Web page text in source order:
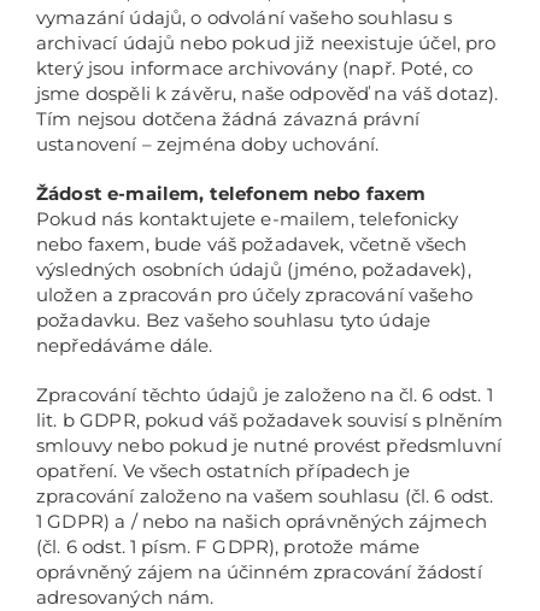
vymazání údajů, o odvolání vašeho souhlasu s
archivací údajů nebo pokud již neexistuje účel, pro
který jsou informace archivovány (např. Poté, co
jsme dospěli k závěru, naše odpověď na váš dotaz).
Tím nejsou dotčena žádná závazná právní
ustanovení – zejména doby uchování.
Žádost e-mailem, telefonem nebo faxem
Pokud nás kontaktujete e-mailem, telefonicky
nebo faxem, bude váš požadavek, včetně všech
výsledných osobních údajů (jméno, požadavek),
uložen a zpracován pro účely zpracování vašeho
požadavku. Bez vašeho souhlasu tyto údaje
nepředáváme dále.
Zpracování těchto údajů je založeno na čl. 6 odst. 1
lit. b GDPR, pokud váš požadavek souvisí s plněním
smlouvy nebo pokud je nutné provést předsmluvní
opatření. Ve všech ostatních případech je
zpracování založeno na vašem souhlasu (čl. 6 odst.
1 GDPR) a / nebo na našich oprávněných zájmech
(čl. 6 odst. 1 písm. F GDPR), protože máme
oprávněný zájem na účinném zpracování žádostí
adresovaných nám.